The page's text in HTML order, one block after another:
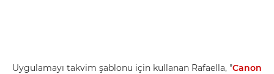
Uygulamayı takvim şablonu için kullanan Rafaella, "Canon